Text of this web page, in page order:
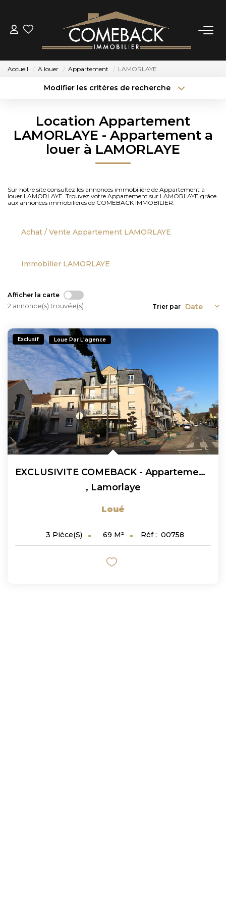
ACHETER
NOTRE AGENCE
CONTACT
Accueil A louer Appartement LAMORLAYE
Modifier les critères de recherche
Sélectionnez...
Type de bien
Surface min
Budget max Plus de critères
Location Appartement
LAMORLAYE - Appartement a
louer à LAMORLAYE
Sur notre site consultez les annonces immobilière de Appartement à
louer LAMORLAYE. Trouvez votre Appartement sur LAMORLAYE grâce
aux annonces immobilières de COMEBACK IMMOBILIER.
Achat / Vente Appartement LAMORLAYE
Immobilier LAMORLAYE
Afficher la carte
2 annonce(s) trouvée(s) Trier par
Exclusif Loue Par L'agence
EXCLUSIVITE COMEBACK - Appartement À Louer À Lamorlaye 3...
, Lamorlaye
Loué
3 Pièce(s) 69 M² Réf : 00758